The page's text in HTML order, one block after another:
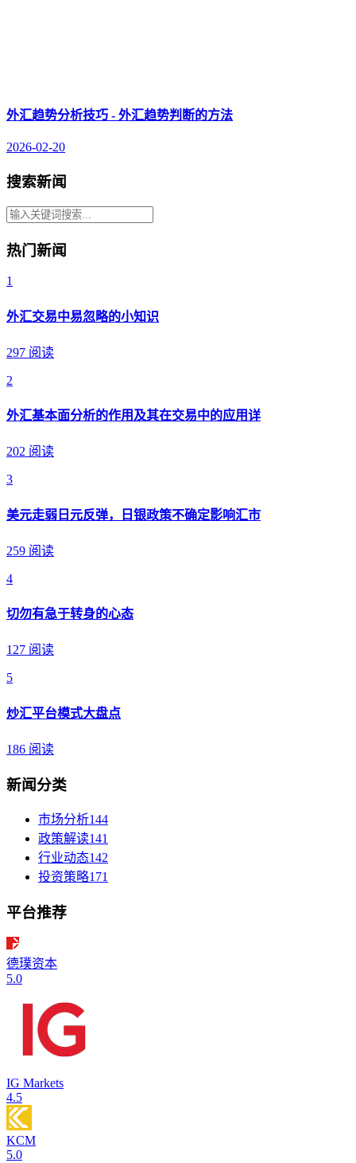
外汇趋势分析技巧 - 外汇趋势判断的方法
2026-02-20
搜索新闻
热门新闻
1
外汇交易中易忽略的小知识
297 阅读
2
外汇基本面分析的作用及其在交易中的应用详
202 阅读
3
美元走弱日元反弹，日银政策不确定影响汇市
259 阅读
4
切勿有急于转身的心态
127 阅读
5
炒汇平台模式大盘点
186 阅读
新闻分类
市场分析144
政策解读141
行业动态142
投资策略171
平台推荐
德璞资本
5.0
IG Markets
4.5
KCM
5.0